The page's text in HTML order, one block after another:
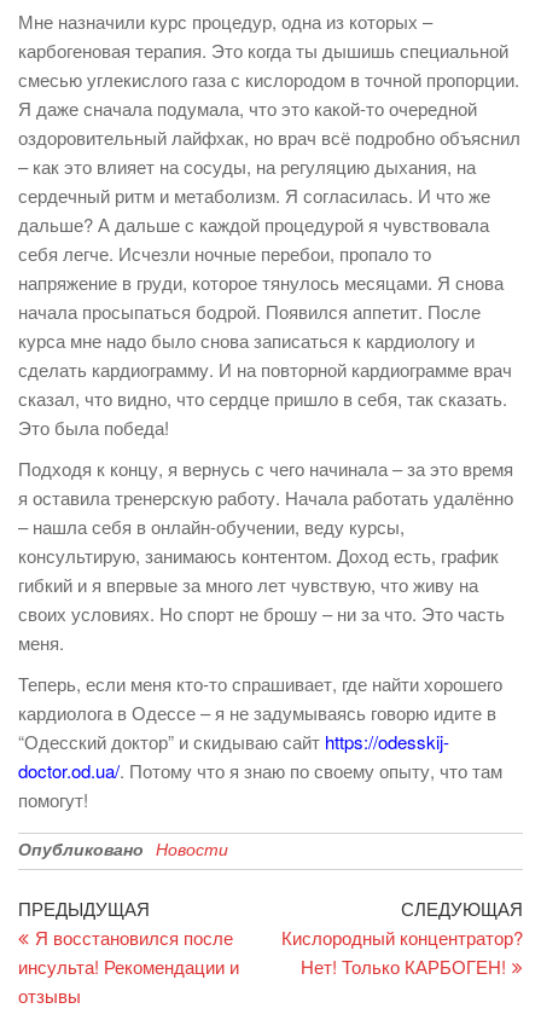
Мне назначили курс процедур, одна из которых –
карбогеновая терапия. Это когда ты дышишь специальной
смесью углекислого газа с кислородом в точной пропорции.
Я даже сначала подумала, что это какой-то очередной
оздоровительный лайфхак, но врач всё подробно объяснил
– как это влияет на сосуды, на регуляцию дыхания, на
сердечный ритм и метаболизм. Я согласилась. И что же
дальше? А дальше с каждой процедурой я чувствовала
себя легче. Исчезли ночные перебои, пропало то
напряжение в груди, которое тянулось месяцами. Я снова
начала просыпаться бодрой. Появился аппетит. После
курса мне надо было снова записаться к кардиологу и
сделать кардиограмму. И на повторной кардиограмме врач
сказал, что видно, что сердце пришло в себя, так сказать.
Это была победа!
Подходя к концу, я вернусь с чего начинала – за это время
я оставила тренерскую работу. Начала работать удалённо
– нашла себя в онлайн-обучении, веду курсы,
консультирую, занимаюсь контентом. Доход есть, график
гибкий и я впервые за много лет чувствую, что живу на
своих условиях. Но спорт не брошу – ни за что. Это часть
меня.
Теперь, если меня кто-то спрашивает, где найти хорошего
кардиолога в Одессе – я не задумываясь говорю идите в
“Одесский доктор” и скидываю сайт https://odesskij-
doctor.od.ua/. Потому что я знаю по своему опыту, что там
помогут!
Опубликовано Новости
Навигация
по
записям
Предыдущая
запись
ПРЕДЫДУЩАЯ
Я восстановился после
инсульта! Рекомендации и
отзывы
СЛЕДУЮЩАЯ
Кислородный концентратор?
Нет! Только КАРБОГЕН!